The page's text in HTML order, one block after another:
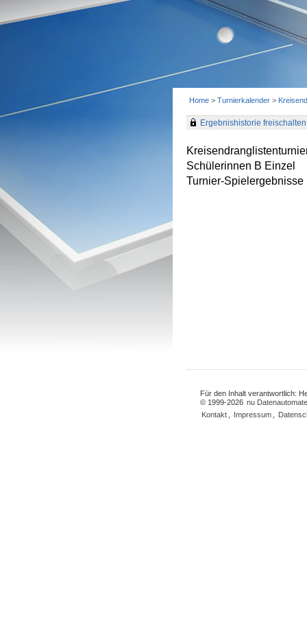
Home > Turnierkalender >
Ergebnishistorie freischalten
Schülerinnen B Einzel
Turnier-Spielergebnisse
Für den Inhalt verantwortlich:
© 1999-2026 nu
Kontakt
Impressum